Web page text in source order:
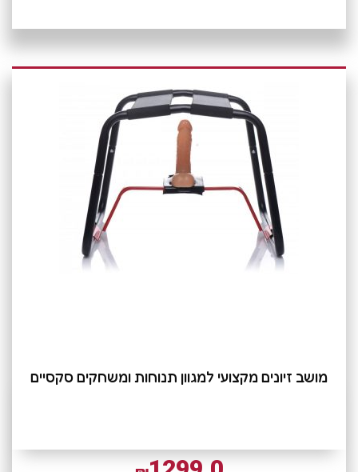
מושב זיונים מקצועי למגוון תנוחות ומשחקים סקסיים